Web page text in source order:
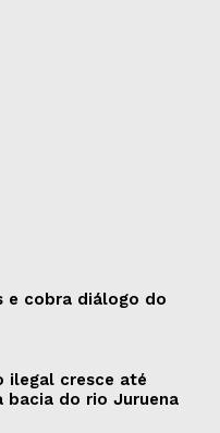
e cobra diálogo do
ilegal cresce até
bacia do rio Juruena